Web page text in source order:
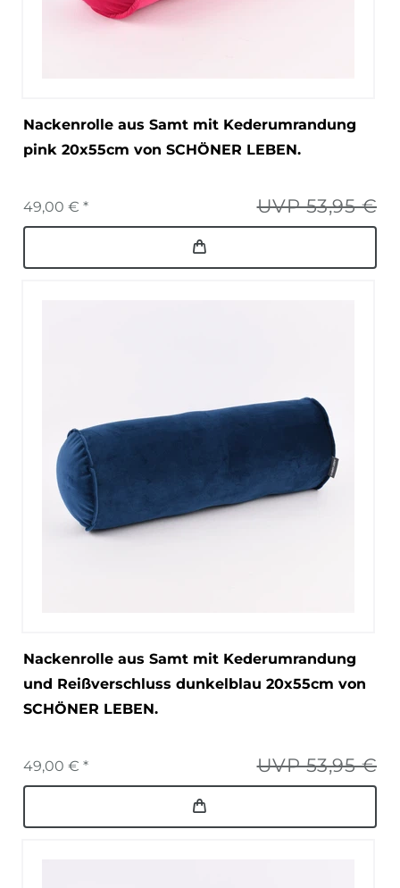
Nackenrolle aus Samt mit Kederumrandung
pink 20x55cm von SCHÖNER LEBEN.
UVP 53,95 €
49,00 € *
Nackenrolle aus Samt mit Kederumrandung
und Reißverschluss dunkelblau 20x55cm von
SCHÖNER LEBEN.
UVP 53,95 €
49,00 € *